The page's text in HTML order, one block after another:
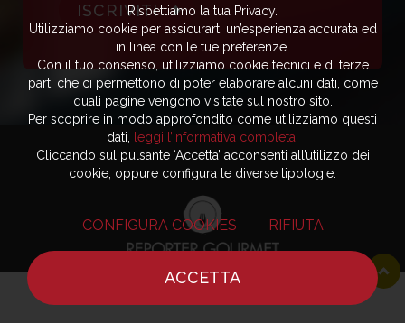
ISCRIVITI
Editore - Reporter Gourmet S.r.l.
Rispettiamo la tua Privacy.
Utilizziamo cookie per assicurarti un’esperienza accurata ed
in linea con le tue preferenze.
Con il tuo consenso, utilizziamo cookie tecnici e di terze
parti che ci permettono di poter elaborare alcuni dati, come
quali pagine vengono visitate sul nostro sito.
Per scoprire in modo approfondito come utilizziamo questi
dati,
leggi l’informativa completa
Cliccando sul pulsante ‘Accetta’ acconsenti all’utilizzo dei
cookie, oppure configura le diverse tipologie.
CONFIGURA COOKIES RIFIUTA
ACCETTA